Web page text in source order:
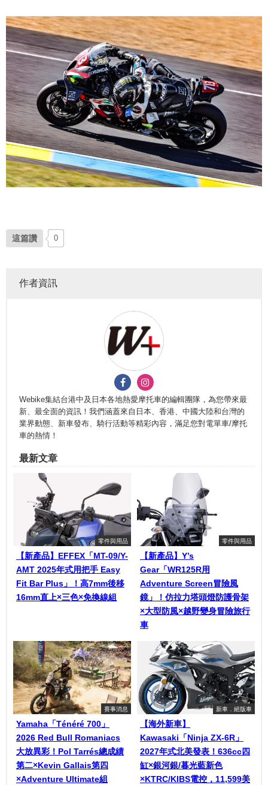
這篇讚 0
作者資訊
Webike集結台港中及日本各地熱愛摩托車的編輯團隊，為您帶來最
新、最全面的資訊！我們涵蓋來自日本、香港、中國大陸和台灣的
業界動態、新車發布、騎行活動等精彩內容，滿足您對電單車/摩托
車的熱情！
最新文章
零件與用品
【新產品】EFFEX「MT-09/Y-
AMT 2025年式用把手 Easy
Fit Bar Plus」！高7mm後移
16mm直上×三色×免換線組
零件與用品
【新產品】Y’s
Gear「WR125R用
Adventure Screen冒險風
鏡」！仿拉力塔頭燈防護骨架
×大型防風×越野變身冒險旅行
車
賽事消息
Yamaha「Ténéré 700」
2026 Red Bull Romaniacs
大放異彩！Pol Tarrés總成績
第二×Kevin Gallais第四
×Adventure Ultimate組
新車．絕版車
【海外新車】
Kawasaki「Ninja ZX-6R」
2027年式北美發表！636cc四
缸×銀河銀/暮光藍新色
×KTRC/KIBS電控，11,599美